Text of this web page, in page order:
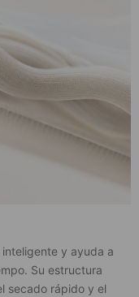
y ayuda a
Su estructura
secado rápido y el